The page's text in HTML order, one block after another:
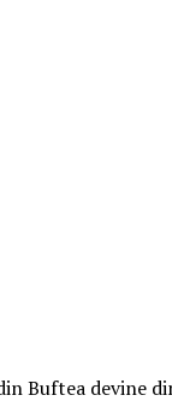
Buftea